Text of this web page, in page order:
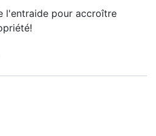
l'entraide pour accroître